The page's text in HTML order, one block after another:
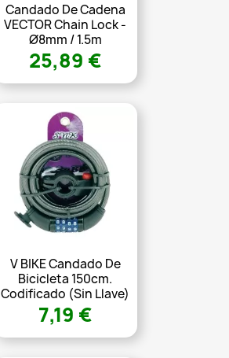
Candado De Cadena
VECTOR Chain Lock -
Ø8mm / 1.5m
25,89 €
V BIKE Candado De
Bicicleta 150cm.
Codificado (sin Llave)
7,19 €